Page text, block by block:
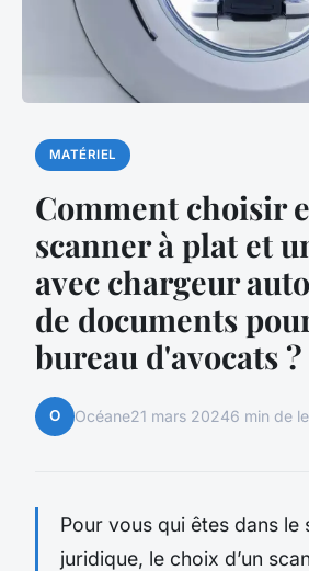
MATÉRIEL
Comment choisir
scanner à plat et
avec chargeur
de documents
bureau d'avocats ?
O Océane21 mars 20246 min de
Pour vous qui êtes dans le
juridique, le choix d’un